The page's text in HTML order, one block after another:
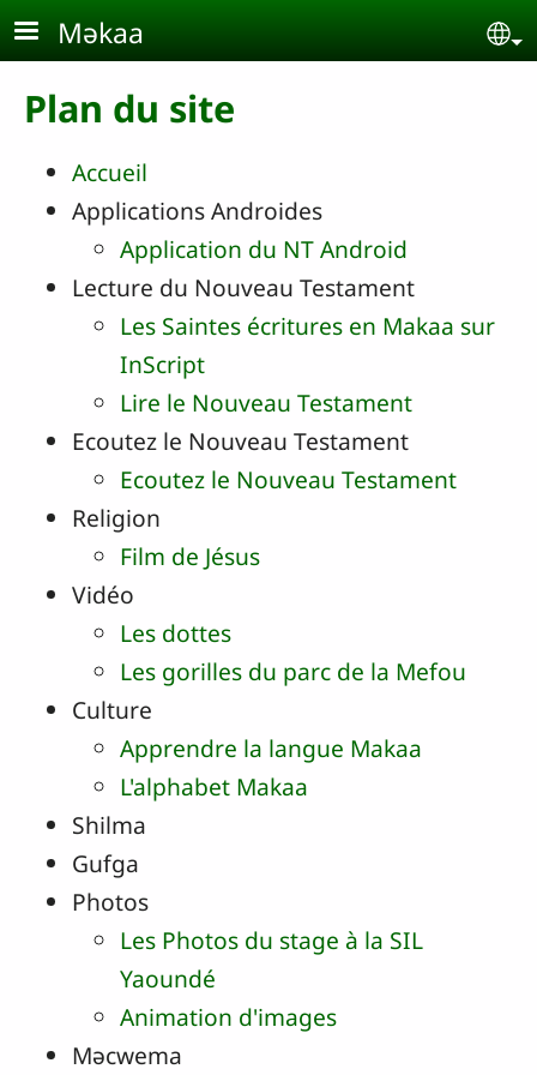
Aller au contenu principal
Məkaa
Plan du site
Accueil
Applications Androides
Application du NT Android
Lecture du Nouveau Testament
Les Saintes écritures en Makaa sur
InScript
Lire le Nouveau Testament
Ecoutez le Nouveau Testament
Ecoutez le Nouveau Testament
Religion
Film de Jésus
Vidéo
Les dottes
Les gorilles du parc de la Mefou
Culture
Apprendre la langue Makaa
L'alphabet Makaa
Shilma
Gufga
Photos
Les Photos du stage à la SIL
Yaoundé
Animation d'images
Məcwema